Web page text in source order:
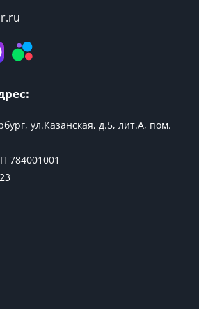
ул.Казанская, д.5, лит.А, пом.
784001001